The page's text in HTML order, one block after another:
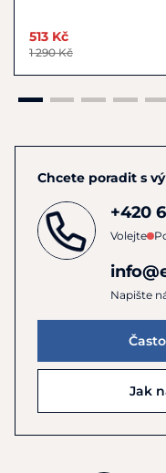
513 Kč
1 290 Kč
Chcete poradit s
+420
Volejte
Napište
Jak